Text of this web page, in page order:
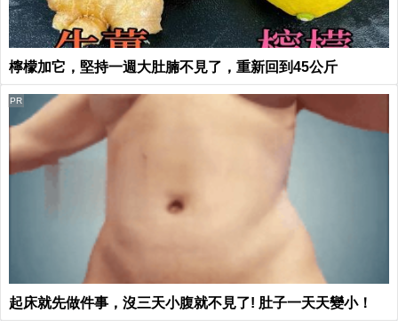
檸檬加它，堅持一週大肚腩不見了，重新回到45公斤
起床就先做件事，沒三天小腹就不見了! 肚子一天天變小！
PR